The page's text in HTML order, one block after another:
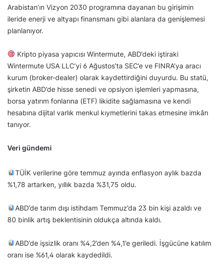
Arabistan’ın Vizyon 2030 programına dayanan bu girişimin
ileride enerji ve altyapı finansmanı gibi alanlara da genişlemesi
planlanıyor.
Kripto piyasa yapıcısı Wintermute, ABD’deki iştiraki
Wintermute USA LLC’yi 6 Ağustos’ta SEC’e ve FINRA’ya aracı
kurum (broker-dealer) olarak kaydettirdiğini duyurdu. Bu statü,
şirketin ABD’de hisse senedi ve opsiyon işlemleri yapmasına,
borsa yatırım fonlarına (ETF) likidite sağlamasına ve kendi
hesabına dijital varlık menkul kıymetlerini takas etmesine imkân
tanıyor.
Veri gündemi
TÜİK verilerine göre temmuz ayında enflasyon aylık bazda
%1,78 artarken, yıllık bazda %31,75 oldu.
ABD’de tarım dışı istihdam Temmuz’da 23 bin kişi azaldı ve
80 binlik artış beklentisinin oldukça altında kaldı.
ABD’de işsizlik oranı %4,2’den %4,1’e geriledi. İşgücüne katılım
oranı ise %61,4 olarak kaydedildi.